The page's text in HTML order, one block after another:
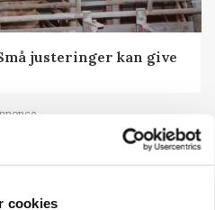
cookies
justeringer kan give
Loading...